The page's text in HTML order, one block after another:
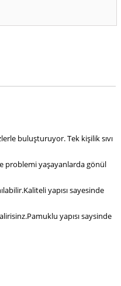
buluşturuyor. Tek kişilik sıvı
problemi yaşayanlarda gönül
yapısı sayesinde
yapısı saysinde